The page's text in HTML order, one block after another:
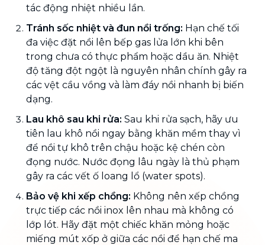
tác động nhiệt nhiều lần.
Tránh sốc nhiệt và đun nồi trống: Hạn chế tối
đa việc đặt nồi lên bếp gas lửa lớn khi bên
trong chưa có thực phẩm hoặc dầu ăn. Nhiệt
độ tăng đột ngột là nguyên nhân chính gây ra
các vệt cầu vồng và làm đáy nồi nhanh bị biến
dạng.
Lau khô sau khi rửa: Sau khi rửa sạch, hãy ưu
tiên lau khô nồi ngay bằng khăn mềm thay vì
để nồi tự khô trên chậu hoặc kệ chén còn
đọng nước. Nước đọng lâu ngày là thủ phạm
gây ra các vết ố loang lổ (water spots).
Bảo vệ khi xếp chồng: Không nên xếp chồng
trực tiếp các nồi inox lên nhau mà không có
lớp lót. Hãy đặt một chiếc khăn mỏng hoặc
miếng mút xốp ở giữa các nồi để hạn chế ma